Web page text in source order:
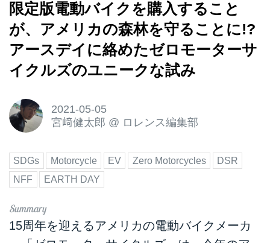
限定版電動バイクを購入すること
が、アメリカの森林を守ることに!?
アースデイに絡めたゼロモーターサ
イクルズのユニークな試み
2021-05-05
宮﨑健太郎 @ ロレンス編集部
SDGs Motorcycle EV Zero Motorcycles
DSR
NFF
EARTH DAY
15周年を迎えるアメリカの電動バイクメーカ